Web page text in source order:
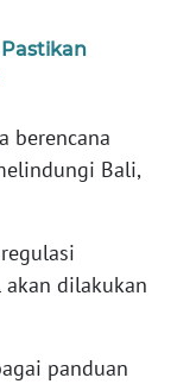
Pastikan
berencana
Bali,
dilakukan
panduan